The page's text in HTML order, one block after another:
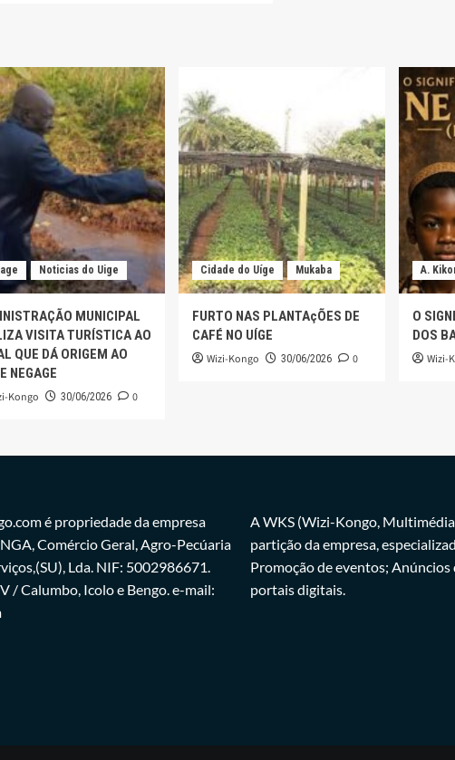
Noticias do Uige
MUNICIPAL
VISITA TURÍSTICA AO
QUE DÁ ORIGEM AO
NEGAGE
Kongo 30/06/2026 0
Cidade do Uíge Mukaba
FURTO NAS PLANTAçÕES DE
CAFÉ NO UÍGE
Wizi-Kongo 30/06/2026 0
A.
O
DOS
Wizi-
é propriedade da empresa
Comércio Geral, Agro-Pecúaria
Lda. NIF: 5002986671.
/ Calumbo, Icolo e Bengo. e-mail:
A WKS (Wizi-Kongo, Multimédia
partição da empresa,
Promoção de eventos; Anúncios
portais digitais.